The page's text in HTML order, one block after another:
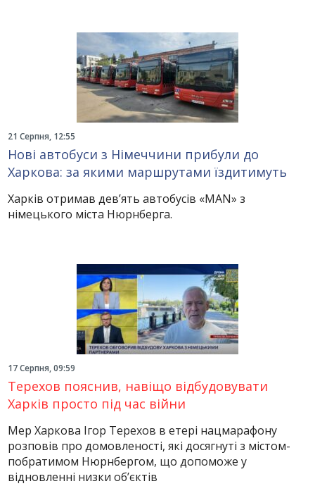
21 Серпня, 12:55
Нові автобуси з Німеччини прибули до
Харкова: за якими маршрутами їздитимуть
Харків отримав дев’ять автобусів «MAN» з
німецького міста Нюрнберга.
17 Серпня, 09:59
Терехов пояснив, навіщо відбудовувати
Харків просто під час війни
Мер Харкова Ігор Терехов в етері нацмарафону
розповів про домовленості, які досягнуті з містом-
побратимом Нюрнбергом, що допоможе у
відновленні низки об’єктів